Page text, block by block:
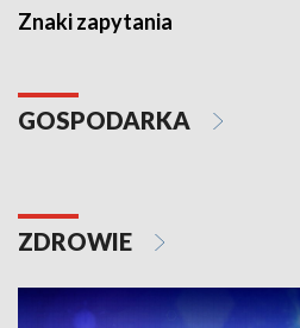
Znaki zapytania
GOSPODARKA
ZDROWIE